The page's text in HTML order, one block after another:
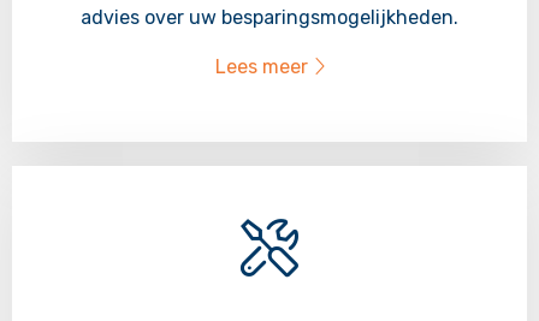
advies over uw besparingsmogelijkheden.
Lees meer
meer
over